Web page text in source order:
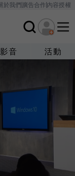
於我們廣告合作內容授權
影音 活動